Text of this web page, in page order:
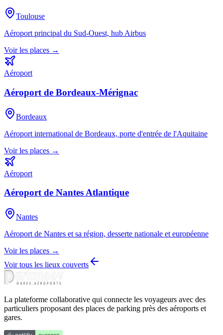
Toulouse
Aéroport principal du Sud-Ouest, hub Airbus
Voir les places →
Aéroport
Aéroport de Bordeaux-Mérignac
Bordeaux
Aéroport international de Bordeaux, porte d'entrée de l'Aquitaine
Voir les places →
Aéroport
Aéroport de Nantes Atlantique
Nantes
Aéroport de Nantes et sa région, desserte nationale et européenne
Voir les places →
Voir tous les lieux couverts
La plateforme collaborative qui connecte les voyageurs avec des
particuliers proposant des places de parking près des aéroports et
gares.